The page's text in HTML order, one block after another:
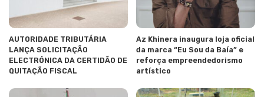
AUTORIDADE TRIBUTÁRIA
LANÇA SOLICITAÇÃO
ELECTRÓNICA DA CERTIDÃO DE
QUITAÇÃO FISCAL
Az Khinera inaugura loja oficial
da marca “Eu Sou da Baía” e
reforça empreendedorismo
artístico